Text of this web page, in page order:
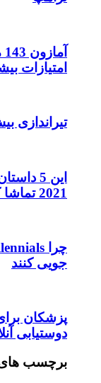
امتیازات
تیراندازی بیش از 40 سال رژه
این 5
2021 تماشا کنید
جویی کنند
پزشکان
دوستیابی
برچسب های